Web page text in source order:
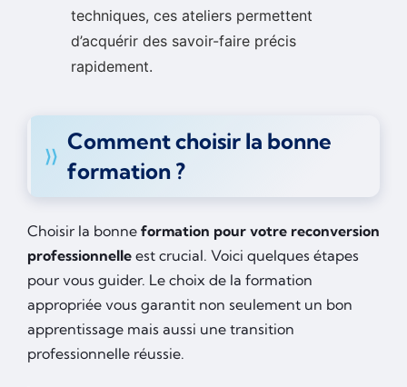
techniques, ces ateliers permettent
d’acquérir des savoir-faire précis
rapidement.
Comment choisir la bonne
formation ?
Choisir la bonne formation pour votre reconversion
professionnelle est crucial. Voici quelques étapes
pour vous guider. Le choix de la formation
appropriée vous garantit non seulement un bon
apprentissage mais aussi une transition
professionnelle réussie.